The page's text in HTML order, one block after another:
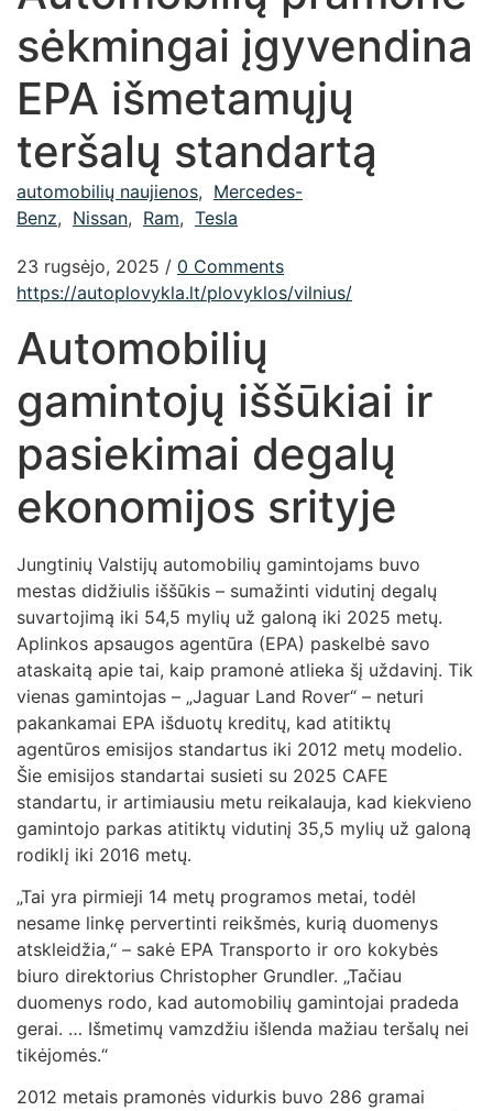
sėkmingai įgyvendina
EPA išmetamųjų
teršalų standartą
automobilių naujienos, Mercedes-
Benz, Nissan, Ram, Tesla
23 rugsėjo, 2025 / 0 Comments
https://autoplovykla.lt/plovyklos/vilnius/
Automobilių
gamintojų iššūkiai ir
pasiekimai degalų
ekonomijos srityje
Jungtinių Valstijų automobilių gamintojams buvo
mestas didžiulis iššūkis – sumažinti vidutinį degalų
suvartojimą iki 54,5 mylių už galoną iki 2025 metų.
Aplinkos apsaugos agentūra (EPA) paskelbė savo
ataskaitą apie tai, kaip pramonė atlieka šį uždavinį. Tik
vienas gamintojas – „Jaguar Land Rover“ – neturi
pakankamai EPA išduotų kreditų, kad atitiktų
agentūros emisijos standartus iki 2012 metų modelio.
Šie emisijos standartai susieti su 2025 CAFE
standartu, ir artimiausiu metu reikalauja, kad kiekvieno
gamintojo parkas atitiktų vidutinį 35,5 mylių už galoną
rodiklį iki 2016 metų.
„Tai yra pirmieji 14 metų programos metai, todėl
nesame linkę pervertinti reikšmės, kurią duomenys
atskleidžia,“ – sakė EPA Transporto ir oro kokybės
biuro direktorius Christopher Grundler. „Tačiau
duomenys rodo, kad automobilių gamintojai pradeda
gerai. … Išmetimų vamzdžiu išlenda mažiau teršalų nei
tikėjomės.“
2012 metais pramonės vidurkis buvo 286 gramai